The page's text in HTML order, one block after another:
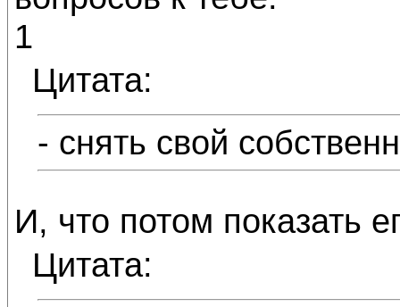
1
Цитата:
- снять свой
И, что потом показать
Цитата: